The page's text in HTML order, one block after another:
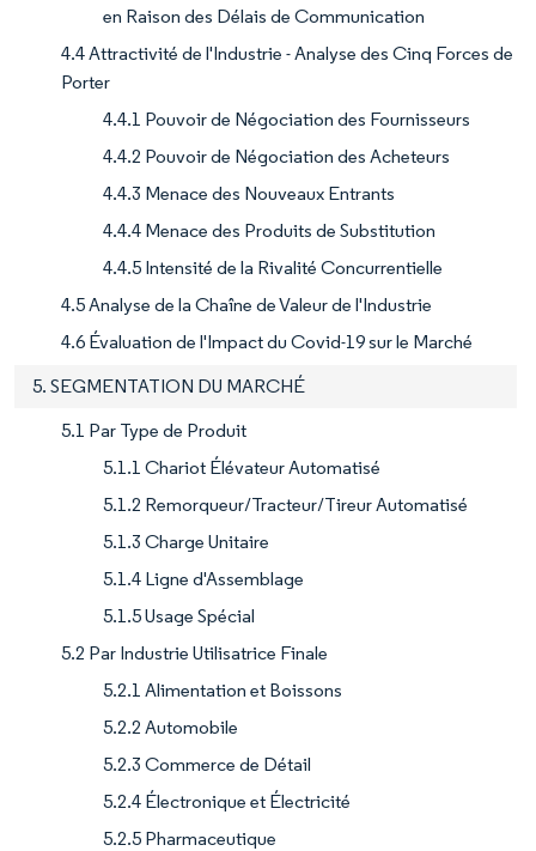
en Raison des Délais de Communication
4.4 Attractivité de l'Industrie - Analyse des Cinq Forces de
Porter
4.4.1 Pouvoir de Négociation des Fournisseurs
4.4.2 Pouvoir de Négociation des Acheteurs
4.4.3 Menace des Nouveaux Entrants
4.4.4 Menace des Produits de Substitution
4.4.5 Intensité de la Rivalité Concurrentielle
4.5 Analyse de la Chaîne de Valeur de l'Industrie
4.6 Évaluation de l'Impact du Covid-19 sur le Marché
5. SEGMENTATION DU MARCHÉ
5.1 Par Type de Produit
5.1.1 Chariot Élévateur Automatisé
5.1.2 Remorqueur/Tracteur/Tireur Automatisé
5.1.3 Charge Unitaire
5.1.4 Ligne d'Assemblage
5.1.5 Usage Spécial
5.2 Par Industrie Utilisatrice Finale
5.2.1 Alimentation et Boissons
5.2.2 Automobile
5.2.3 Commerce de Détail
5.2.4 Électronique et Électricité
5.2.5 Pharmaceutique